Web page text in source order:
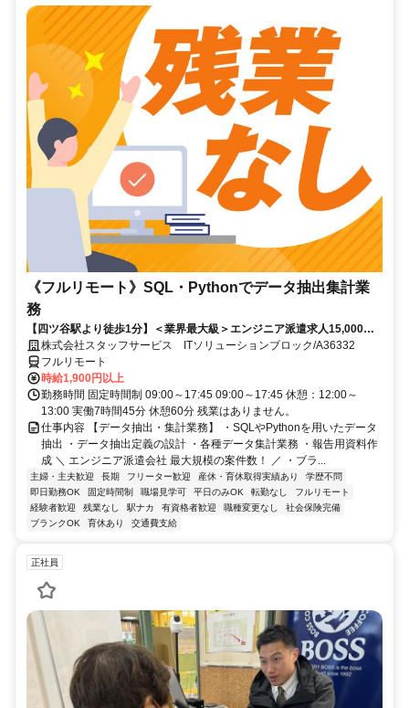
《フルリモート》SQL・Pythonでデータ抽出集計業
務
【四ツ谷駅より徒歩1分】＜業界最大級＞エンジニア派遣求人15,000件
以上◎ 来社不要のカンタン登録→最短2日で就業可能！！
株式会社スタッフサービス ITソリューションブロック/A36332
フルリモート
時給1,900円以上
勤務時間 固定時間制 09:00～17:45 09:00～17:45 休憩：12:00～
13:00 実働7時間45分 休憩60分 残業はありません。
仕事内容 【データ抽出・集計業務】 ・SQLやPythonを用いたデータ
抽出 ・データ抽出定義の設計 ・各種データ集計業務 ・報告用資料作
成 ＼ エンジニア派遣会社 最大規模の案件数！ ／ ・ブラ...
主婦・主夫歓迎 長期 フリーター歓迎 産休・育休取得実績あり
学歴不問
即日勤務OK
固定時間制 職場見学可 平日のみOK 転勤なし
フルリモート
経験者歓迎
残業なし 駅ナカ 有資格者歓迎 職種変更なし
社会保険完備
ブランクOK
育休あり 交通費支給
正社員